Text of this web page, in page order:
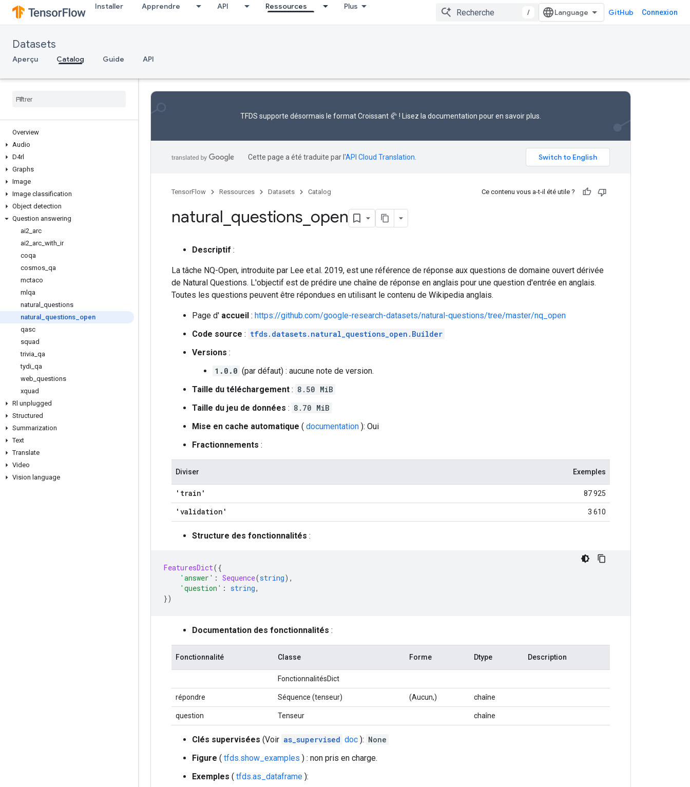
Installer Apprendre API Ressources Plus
/ GitHub Connexion
Datasets
Aperçu Catalog Guide API
Overview
Audio
D4rl
Graphs
Image
Image classification
Object detection
Question answering
ai2 arc
ai2 arc with ir
coqa
cosmos qa
mctaco
mlqa
natural
questions
natural
questions open
qasc
squad
trivia qa
tydi qa
web questions
xquad
Rl unplugged
Structured
Summarization
Text
Translate
Video
Vision language
TFDS supporte désormais le format Croissant 🥐 ! Lisez la documentation pour en savoir plus.
Cette page a été traduite par l'API Cloud Translation
TensorFlow Ressources Datasets Catalog Ce contenu vous a-t-il été utile ?
natural questions open
Descriptif :
La tâche NQ-Open, introduite par Lee et.al. 2019, est une référence de réponse aux questions de domaine ouvert dérivée
de Natural Questions. L'objectif est de prédire une chaîne de réponse en anglais pour une question d'entrée en anglais.
Toutes les questions peuvent être répondues en utilisant le contenu de Wikipedia anglais.
Page d' accueil : https://github.com/google-research-datasets/natural-questions/tree/master/nq_open
Code source : tfds.datasets.natural_questions_open.Builder
Versions :
1.0.0 (par défaut) : aucune note de version.
Taille du téléchargement : 8.50 MiB
Taille du jeu de données : 8.70 MiB
Mise en cache automatique ( documentation ): Oui
Fractionnements :
Diviser Exemples
'train' 87 925
'validation' 3 610
Structure des fonctionnalités :
FeaturesDict({
'answer' : Sequence(string),
'question' : string,
})
Documentation des fonctionnalités :
Fonctionnalité Classe Forme Dtype Description
FonctionnalitésDict
répondre Séquence (tenseur) (Aucun,) chaîne
question Tenseur chaîne
Clés supervisées (Voir as_supervised doc ): None
Figure ( tfds.show_examples ) : non pris en charge.
Exemples ( tfds.as_dataframe ):